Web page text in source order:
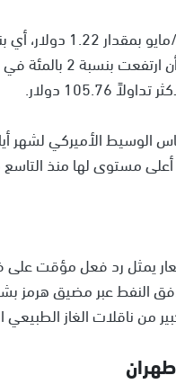
عند الساعة 02:10
دولار.
يمثل رد فعل مؤقت على
النفط عبر مضيق هرمز
من ناقلات الغاز